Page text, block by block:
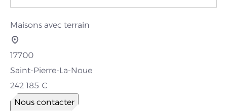
Maisons avec terrain
17700
Saint-Pierre-La-Noue
242 185 €
Nous contacter